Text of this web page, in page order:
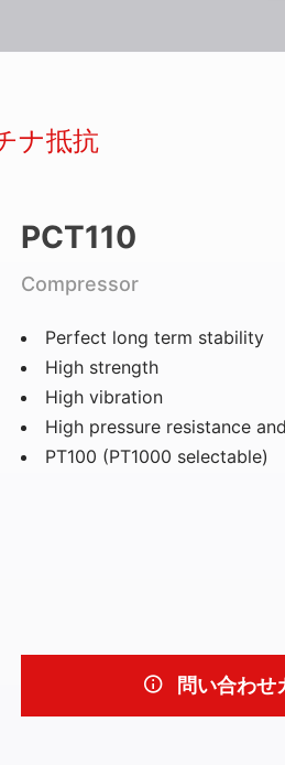
ナ抵抗
PCT110
Compressor
Perfect long term stability
High strength
High vibration
High pressure resistance
PT100 (PT1000 selectable)
問い合わせ